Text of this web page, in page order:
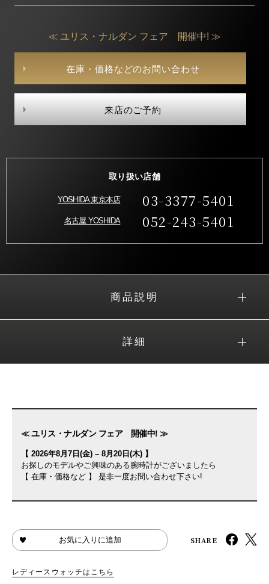
≪ ユリス・ナルダン フェア 開催中! ≫
在庫・価格などのお問い合わせ
来店のご予約
取り扱い店舗
YOSHIDA 東京本店 03-3377-5401
名古屋 YOSHIDA 052-243-5401
商品説明
詳細
≪ ユリス・ナルダン フェア 開催中! ≫
【 2026年8月7日(金) – 8月20日(木) 】
お探しのモデルやご興味のある腕時計がございましたら
【 在庫・価格など 】 是非一度お問い合わせ下さい!
お気に入りに追加 SHARE
レディースウォッチはこちら